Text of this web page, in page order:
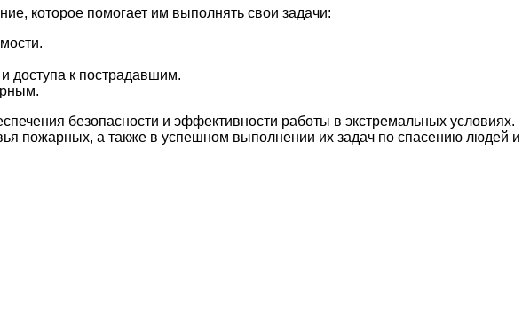
которое помогает им выполнять свои задачи:
доступа к пострадавшим.
безопасности и эффективности работы в экстремальных условиях.
пожарных, а также в успешном выполнении их задач по спасению людей и